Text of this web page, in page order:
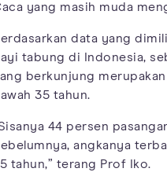
yang masih muda
data yang
tabung di Indonesia,
berkunjung
35 tahun.
44 persen
angkanya
tahun,” terang Prof Iko.